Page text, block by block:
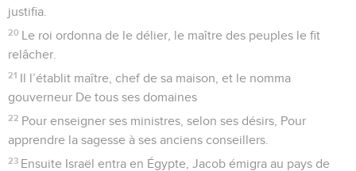
justifia.
20 Le roi ordonna de le délier, le maître des peuples le fit
relâcher.
21 Il l’établit maître, chef de sa maison, et le nomma
gouverneur De tous ses domaines
22 Pour enseigner ses ministres, selon ses désirs, Pour
apprendre la sagesse à ses anciens conseillers.
23 Ensuite Israël entra en Égypte, Jacob émigra au pays de